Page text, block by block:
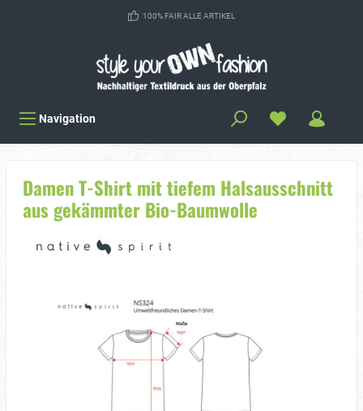
100% FAIR ALLE ARTIKEL
Navigation
Damen T-Shirt mit tiefem Halsausschnitt
aus gekämmter Bio-Baumwolle